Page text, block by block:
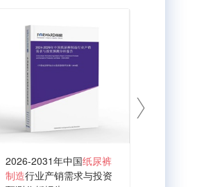
2026-2031年中国纸尿裤
制造行业产销需求与投资